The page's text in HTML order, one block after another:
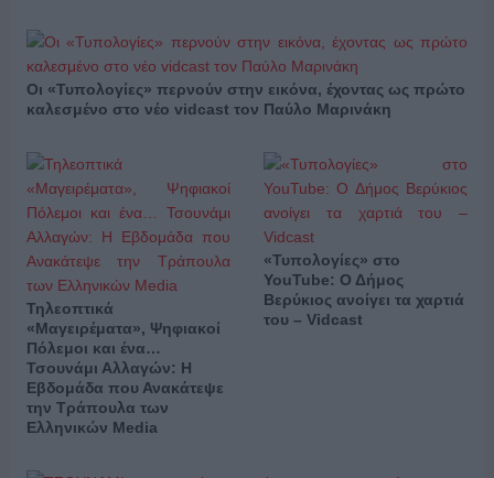
Οι «Τυπολογίες» περνούν στην εικόνα, έχοντας ως πρώτο
καλεσμένο στο νέο vidcast τον Παύλο Μαρινάκη
Τηλεοπτικά
«Μαγειρέματα», Ψηφιακοί
Πόλεμοι και ένα…
Τσουνάμι Αλλαγών: Η
Εβδομάδα που Ανακάτεψε
την Τράπουλα των
Ελληνικών Media
«Τυπολογίες» στο
YouTube: Ο Δήμος
Βερύκιος ανοίγει τα χαρτιά
του – Vidcast